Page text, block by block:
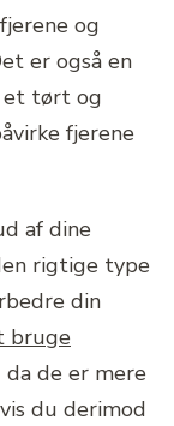
og
er også en
et tørt og
fjerene
af dine
rigtige type
din
bruge
da de er mere
du derimod